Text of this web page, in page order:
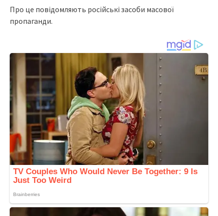
Про це повідомляють російські засоби масової
пропаганди.